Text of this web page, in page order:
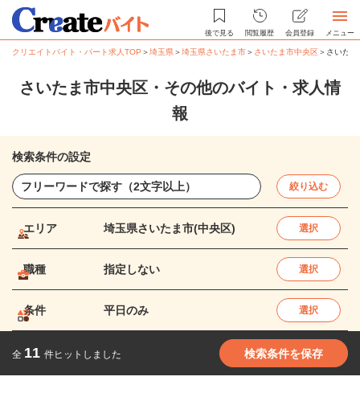
後で見る 閲覧履歴 会員登録 メニュー
クリエイトバイト・パート求人TOP ＞埼玉県＞埼玉県さいたま市＞ さいたま市中央区＞ さいた
さいたま市中央区・その他のバイト・求人情
報
検索条件の設定
絞り込む
エリア 埼玉県さいたま市(中央区) 選択
職種 指定しない 選択
条件 平日のみ 選択
全 11 件ヒットしました 検索条件を保存